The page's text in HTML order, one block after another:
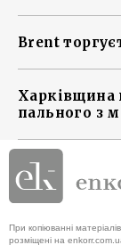
Brent
Харківщина
пального з
При копіюванні
розміщені на